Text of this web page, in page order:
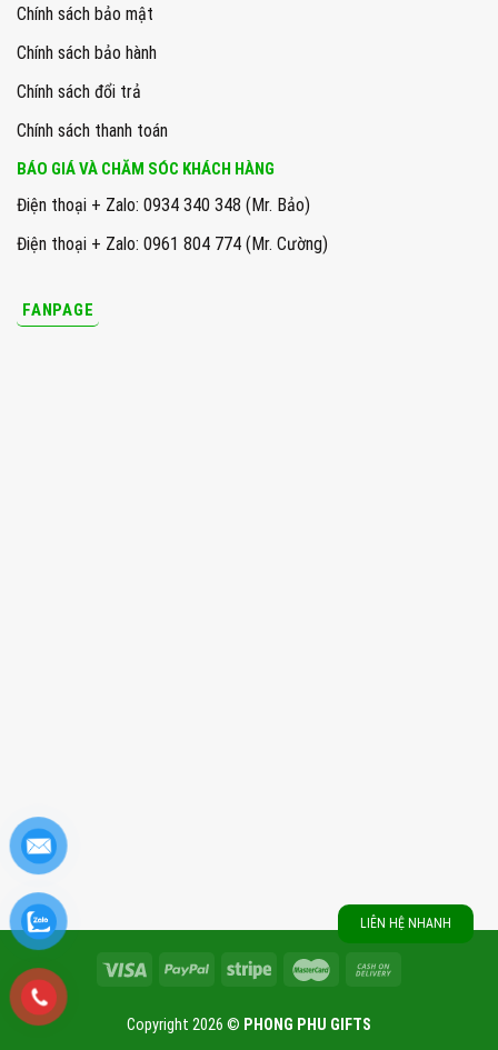
LIÊN HỆ NHANH
Chính sách bảo mật
Chính sách bảo hành
Chính sách đổi trả
Chính sách thanh toán
BÁO GIÁ VÀ CHĂM SÓC KHÁCH HÀNG
Điện thoại + Zalo: 0934 340 348 (Mr. Bảo)
Điện thoại + Zalo: 0961 804 774 (Mr. Cường)
FANPAGE
Copyright 2026 © PHONG PHU GIFTS